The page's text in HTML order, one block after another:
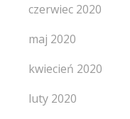
czerwiec 2020
maj 2020
kwiecień 2020
luty 2020